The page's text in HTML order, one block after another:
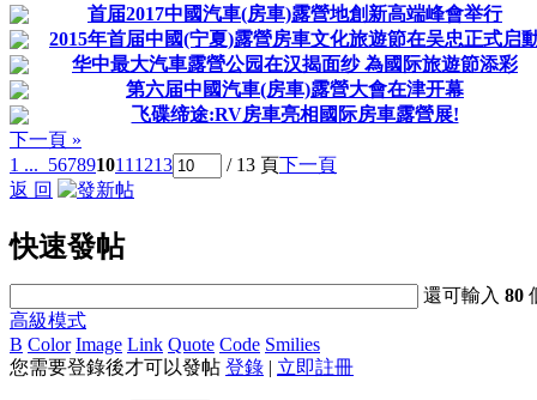
首届2017中國汽車(房車)露營地創新高端峰會举行
2015年首届中國(宁夏)露營房車文化旅遊節在吴忠正式启
华中最大汽車露營公园在汉揭面纱 為國际旅遊節添彩
第六届中國汽車(房車)露營大會在津开幕
飞碟缔途:RV房車亮相國际房車露營展!
下一頁 »
1 ... 567891011 1213 / 13 頁下一頁
返 回
快速發帖
還可輸入80
高級模式
B Color Image Link Quote Code Smilies
您需要登錄後才可以發帖 登錄 | 立即註冊